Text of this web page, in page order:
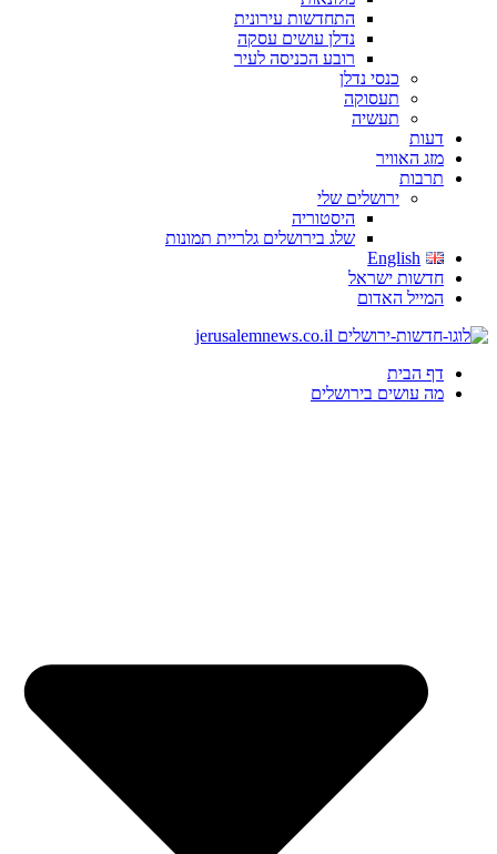
התחדשות עירונית
נדלן עושים עסקה
רובע הכניסה לעיר
כנסי נדלן
תעסוקה
תעשיה
דעות
מזג האוויר
תרבות
ירושלים שלי
היסטוריה
שלג בירושלים גלריית תמונות
English
חדשות ישראל
המייל האדום
דף הבית
מה עושים בירושלים